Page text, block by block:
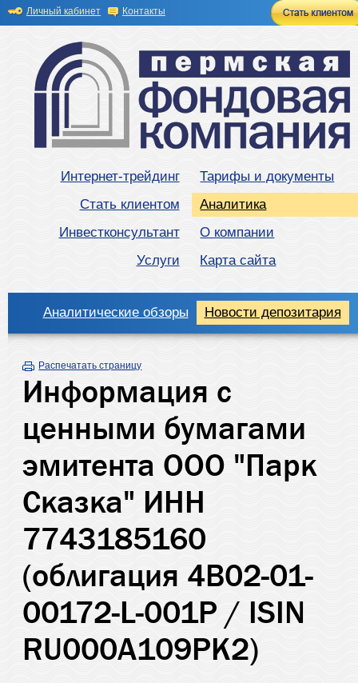
Личный кабинет Контакты
Интернет-трейдинг
Стать клиентом
Инвестконсультант
Услуги
Тарифы и документы
Аналитика
О компании
Карта сайта
Аналитические обзоры Новости депозитария
Распечатать страницу
Информация с
ценными бумагами
эмитента ООО "Парк
Сказка" ИНН
7743185160
(облигация 4B02-01-
00172-L-001P / ISIN
RU000A109PK2)